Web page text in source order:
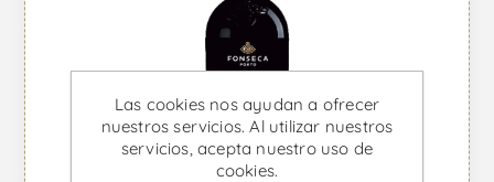
Las cookies nos ayudan a ofrecer
nuestros servicios. Al utilizar nuestros
servicios, acepta nuestro uso de
cookies.